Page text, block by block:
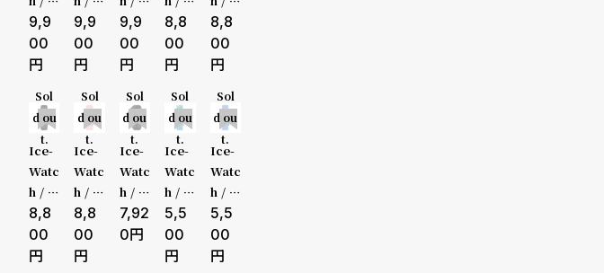
ムーブメント 機能
クロノグ
ラフ
GMT
スモール
セコンド
ルド
スモ
ール
ルド
スモ
ール
ンク
ター
コイ
（ス
モー
ル）
16m
m - 2
H
16m
m - 2
H
イス
ウォ
ッチ
ucho
u - ゴ
ール
ドオ
リー
ブ - 1
6mm
- 2H
9,9
00
イス
ウォ
ッチ
ucho
u - ゴ
ール
ド - 1
6mm
- 2H
9,9
00
イス
ウォ
ッチ
ucho
u - シ
ルバ
ータ
ーコ
イズ -
16m
9,9
00
イス
ウォ
ッチ
digit
bolid
ay ホ
ワイ
ト ク
リア
ブル
ー シ
8,8
00
イス
ウォ
ッチ
digit
bolid
ay ホ
ワイ
ト ク
リア
シル
バー
8,8
00
Sol
d ou
t.
Ice-
Watc
h / ア
イス
ウォ
ッチ
8,8
00
Sol
d ou
t.
Ice-
Watc
h / ア
イス
ウォ
ッチ
8,8
00
Sol
d ou
t.
Ice-
Watc
h / ア
イス
ウォ
7,92
0
Sol
d ou
t.
Ice-
Watc
h / ア
イス
ウォ
ッチ
5,5
00
Sol
d ou
t.
Ice-
Watc
h / ア
イス
ウォ
ッチ
5,5
00